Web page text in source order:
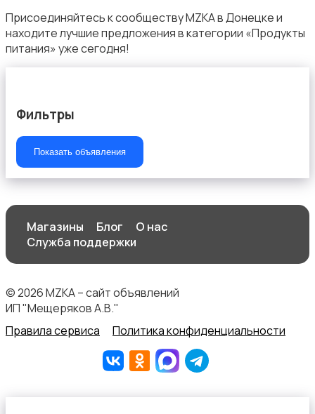
Продукты питания
Присоединяйтесь к сообществу MZKA в Донецке и
находите лучшие предложения в категории «Продукты
питания» уже сегодня!
Фильтры
Показать объявления
Магазины Блог
О нас
Служба поддержки
© 2026 MZKA – сайт объявлений
ИП "Мещеряков А.В."
Правила сервиса
Политика конфиденциальности